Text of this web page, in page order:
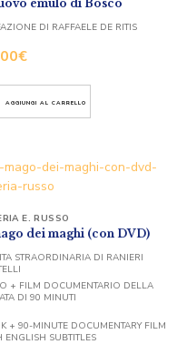
emulo di Bosco
€
DI RAFFAELE DE RITIS
AGGIUNGI AL CARRELLO
dei maghi (con DVD)
E. RUSSO
STRAORDINARIA DI RANIERI
+ FILM DOCUMENTARIO DELLA
DI 90 MINUTI
+ 90-MINUTE DOCUMENTARY FILM
ENGLISH SUBTITLES